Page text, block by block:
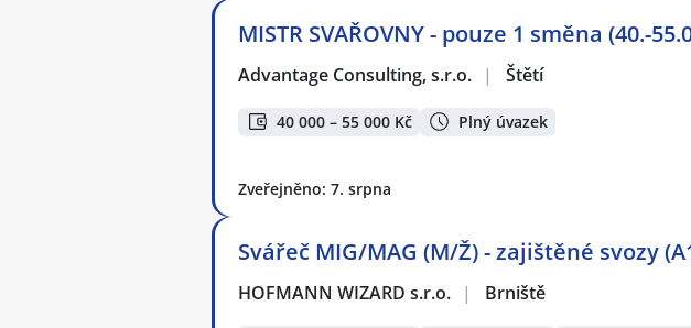
MISTR SVAŘOVNY - pouze 1 směna (40.-
Advantage Consulting, s.r.o. | Štětí
40 000 – 55 000 Kč Plný úvazek
Zveřejněno: 7. srpna
Svářeč MIG/MAG (M/Ž) - zajištěné svozy
HOFMANN WIZARD s.r.o. | Brniště